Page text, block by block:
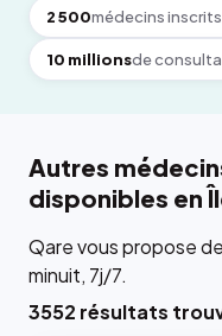
2 500médecins
10 millionsde
Autres
disponibles en
Qare vous propose
minuit, 7j/7.
3552 résultats